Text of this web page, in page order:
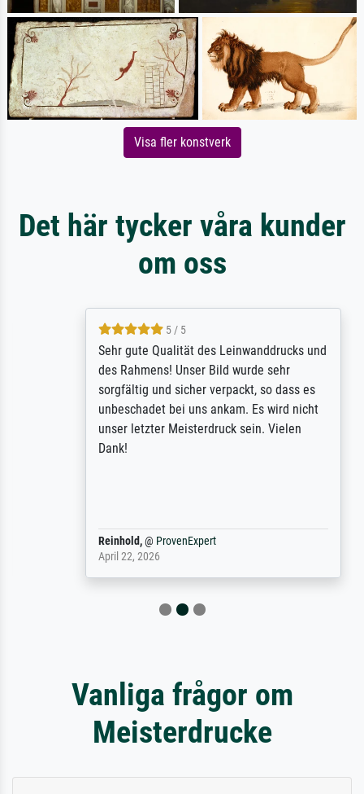
Visa fler konstverk
Det här tycker våra kunder
om oss
5 / 5
Sehr gute Qualität des Leinwanddrucks und
des Rahmens! Unser Bild wurde sehr
sorgfältig und sicher verpackt, so dass es
unbeschadet bei uns ankam. Es wird nicht
unser letzter Meisterdruck sein. Vielen
Reinhold,@ProvenExpert
April 22, 2026
Vanliga frågor om
Meisterdrucke